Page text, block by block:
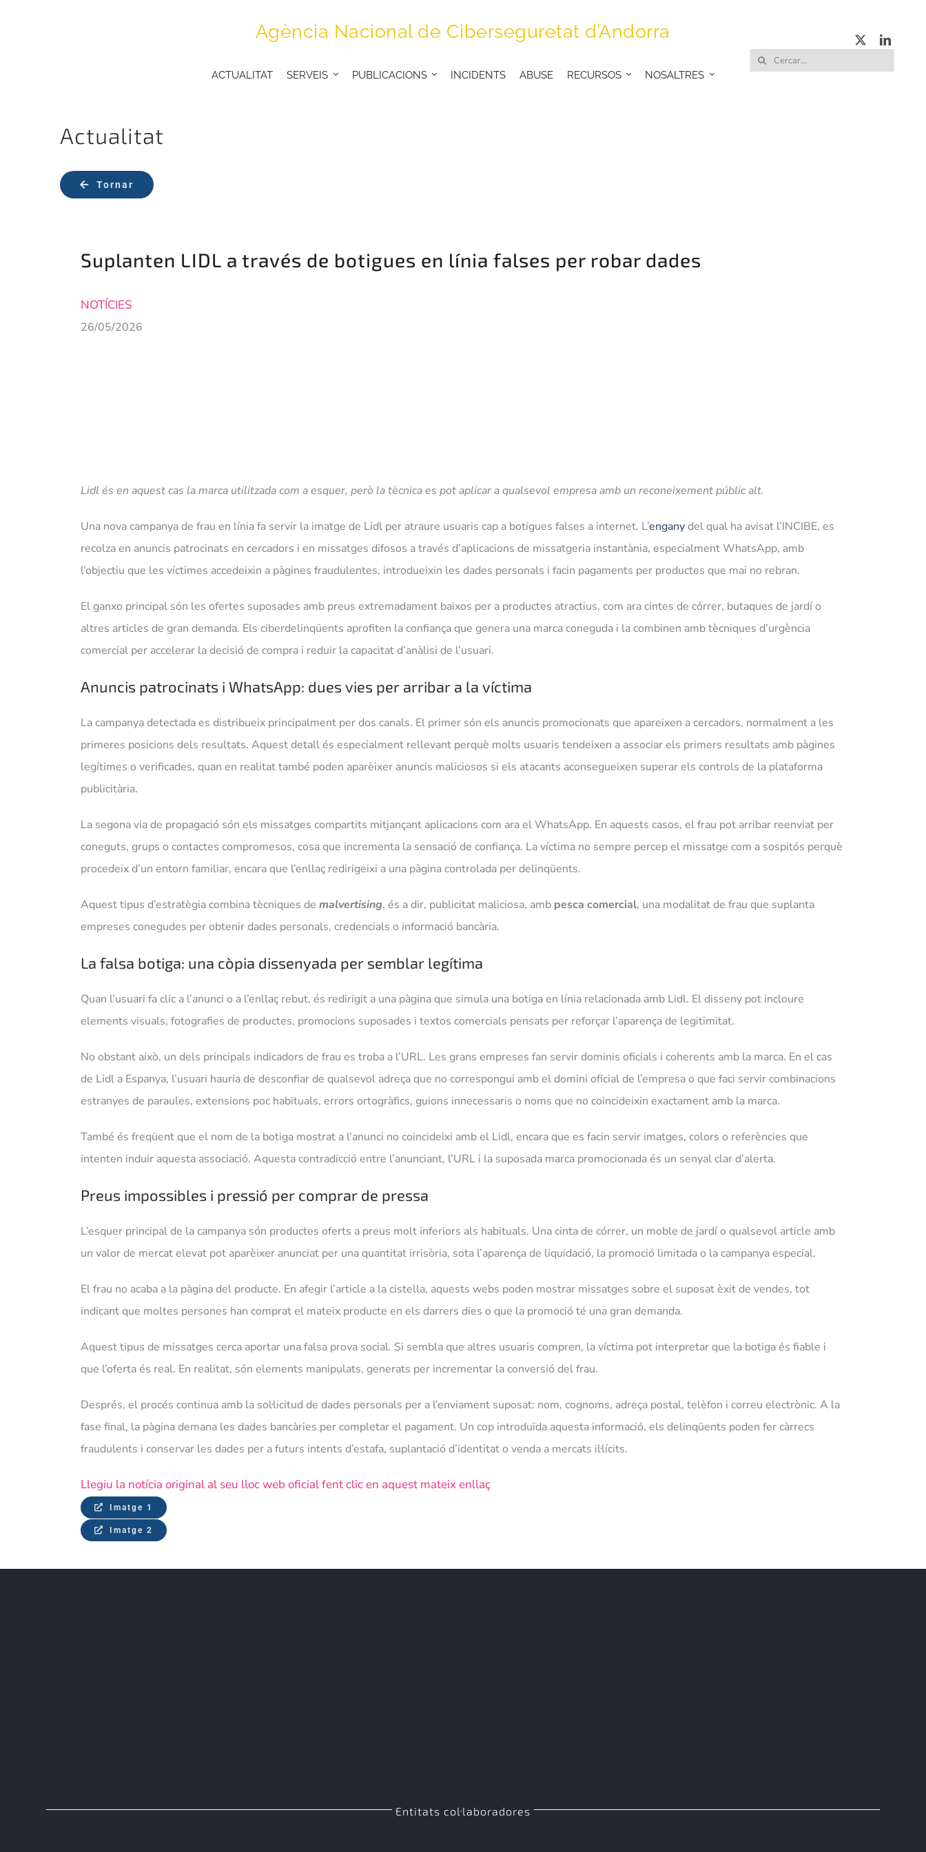
Agència Nacional de Ciberseguretat d’Andorra
ACTUALITAT SERVEIS PUBLICACIONS INCIDENTS ABUSE RECURSOS NOSALTRES
Cerca
Actualitat
Tornar
Suplanten LIDL a través de botigues en línia falses per robar dades
NOTÍCIES
26/05/2026
Lidl és en aquest cas la marca utilitzada com a esquer, però la tècnica es pot aplicar a qualsevol empresa amb un reconeixement públic alt.
Una nova campanya de frau en línia fa servir la imatge de Lidl per atraure usuaris cap a botigues falses a internet. L’enganydel qual ha avisat l’INCIBE, es
recolza en anuncis patrocinats en cercadors i en missatges difosos a través d’aplicacions de missatgeria instantània, especialment WhatsApp, amb
l’objectiu que les víctimes accedeixin a pàgines fraudulentes, introdueixin les dades personals i facin pagaments per productes que mai no rebran.
El ganxo principal són les ofertes suposades amb preus extremadament baixos per a productes atractius, com ara cintes de córrer, butaques de jardí o
altres articles de gran demanda. Els ciberdelinqüents aprofiten la confiança que genera una marca coneguda i la combinen amb tècniques d’urgència
comercial per accelerar la decisió de compra i reduir la capacitat d’anàlisi de l’usuari.
Anuncis patrocinats i WhatsApp: dues vies per arribar a la víctima
La campanya detectada es distribueix principalment per dos canals. El primer són els anuncis promocionats que apareixen a cercadors, normalment a les
primeres posicions dels resultats. Aquest detall és especialment rellevant perquè molts usuaris tendeixen a associar els primers resultats amb pàgines
legítimes o verificades, quan en realitat també poden aparèixer anuncis maliciosos si els atacants aconsegueixen superar els controls de la plataforma
publicitària.
La segona via de propagació són els missatges compartits mitjançant aplicacions com ara el WhatsApp. En aquests casos, el frau pot arribar reenviat per
coneguts, grups o contactes compromesos, cosa que incrementa la sensació de confiança. La víctima no sempre percep el missatge com a sospitós perquè
procedeix d’un entorn familiar, encara que l’enllaç redirigeixi a una pàgina controlada per delinqüents.
Aquest tipus d’estratègia combina tècniques de malvertising, és a dir, publicitat maliciosa, ambpesca comercial, una modalitat de frau que suplanta
empreses conegudes per obtenir dades personals, credencials o informació bancària.
La falsa botiga: una còpia dissenyada per semblar legítima
Quan l’usuari fa clic a l’anunci o a l’enllaç rebut, és redirigit a una pàgina que simula una botiga en línia relacionada amb Lidl. El disseny pot incloure
elements visuals, fotografies de productes, promocions suposades i textos comercials pensats per reforçar l’aparença de legitimitat.
No obstant això, un dels principals indicadors de frau es troba a l’URL. Les grans empreses fan servir dominis oficials i coherents amb la marca. En el cas
de Lidl a Espanya, l’usuari hauria de desconfiar de qualsevol adreça que no correspongui amb el domini oficial de l’empresa o que faci servir combinacions
estranyes de paraules, extensions poc habituals, errors ortogràfics, guions innecessaris o noms que no coincideixin exactament amb la marca.
També és freqüent que el nom de la botiga mostrat a l’anunci no coincideixi amb el Lidl, encara que es facin servir imatges, colors o referències que
intenten induir aquesta associació. Aquesta contradicció entre l’anunciant, l’URL i la suposada marca promocionada és un senyal clar d’alerta.
Preus impossibles i pressió per comprar de pressa
L’esquer principal de la campanya són productes oferts a preus molt inferiors als habituals. Una cinta de córrer, un moble de jardí o qualsevol article amb
un valor de mercat elevat pot aparèixer anunciat per una quantitat irrisòria, sota l’aparença de liquidació, la promoció limitada o la campanya especial.
El frau no acaba a la pàgina del producte. En afegir l’article a la cistella, aquests webs poden mostrar missatges sobre el suposat èxit de vendes, tot
indicant que moltes persones han comprat el mateix producte en els darrers dies o que la promoció té una gran demanda.
Aquest tipus de missatges cerca aportar una falsa prova social. Si sembla que altres usuaris compren, la víctima pot interpretar que la botiga és fiable i
que l’oferta és real. En realitat, són elements manipulats, generats per incrementar la conversió del frau.
Després, el procés continua amb la sol·licitud de dades personals per a l’enviament suposat: nom, cognoms, adreça postal, telèfon i correu electrònic. A la
fase final, la pàgina demana les dades bancàries per completar el pagament. Un cop introduïda aquesta informació, els delinqüents poden fer càrrecs
fraudulents i conservar les dades per a futurs intents d’estafa, suplantació d’identitat o venda a mercats il·lícits.
Llegiu la notícia original al seu lloc web oficial fent clic en aquest mateix enllaç
Imatge 1
Imatge 2
Entitats col·laboradores